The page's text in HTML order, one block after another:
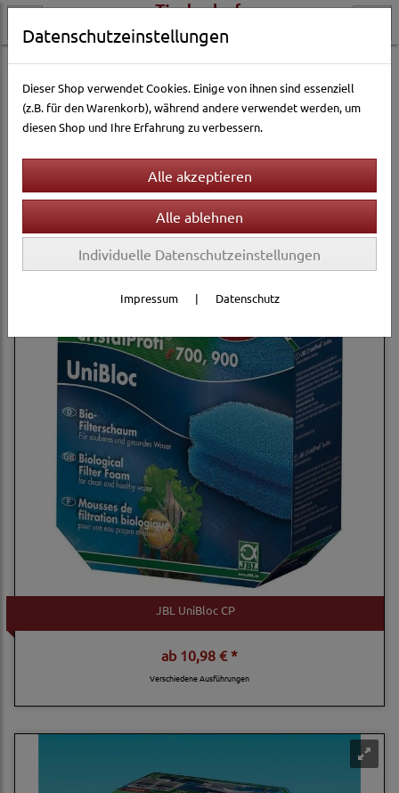
Aquarienwelt Filtertechnik JBL
Sortierung wählen
Filter
JBL UniBloc CP
ab10,98 € *
Verschiedene Ausführungen
Datenschutzeinstellungen
Dieser Shop verwendet Cookies. Einige von ihnen sind essenziell
(z.B. für den Warenkorb), während andere verwendet werden, um
diesen Shop und Ihre Erfahrung zu verbessern.
Individuelle Datenschutzeinstellungen
Impressum | Datenschutz